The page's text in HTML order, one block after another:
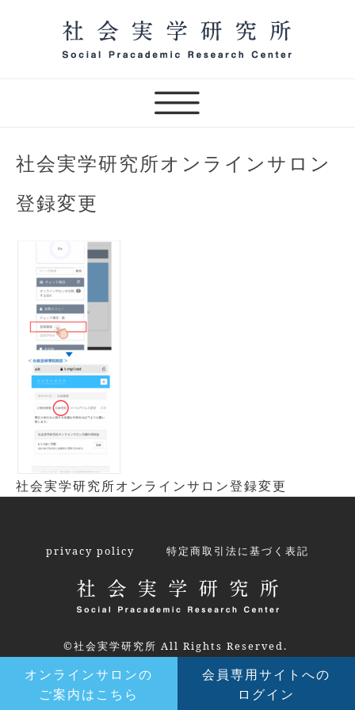
所 オンラインサロン主宰
（テスト）
社会実学研究所オンラインサロン
登録変更
社会実学研究所オンラインサロン登録変更
privacy policy 特定商取引法に基づく表記
©社会実学研究所 All Rights Reserved.
オンラインサロンの
ご案内はこちら
会員専用サイトへの
ログイン